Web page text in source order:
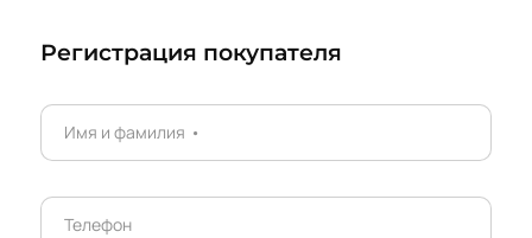
Регистрация покупателя
Имя и фамилия •
Телефон